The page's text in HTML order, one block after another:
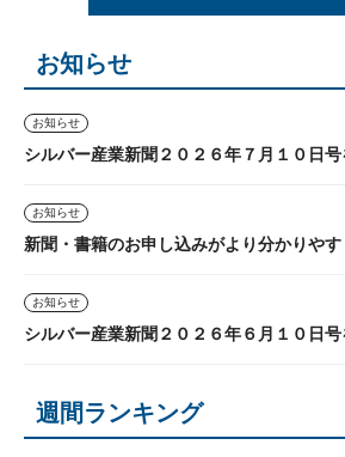
お知らせ
お知らせ
シルバー産業新聞２０２６年７月１０日号
お知らせ
新聞・書籍のお申し込みがより分かりやす
お知らせ
シルバー産業新聞２０２６年６月１０日号
週間ランキング